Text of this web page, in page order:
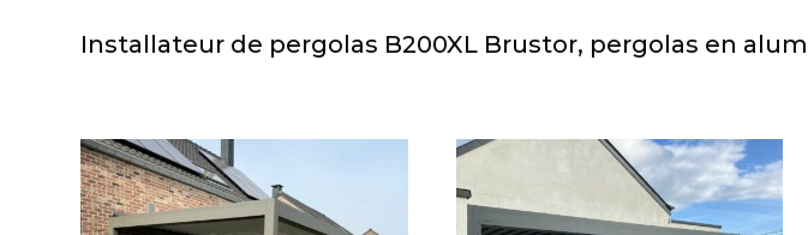
Installateur de pergolas B200XL Brustor, pergolas en